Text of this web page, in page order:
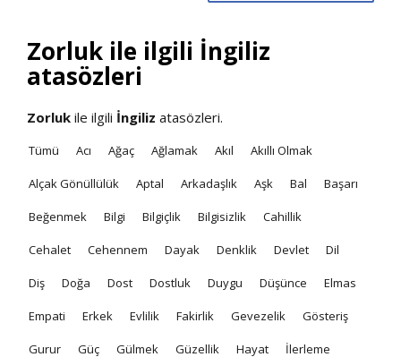
Zorluk ile ilgili İngiliz
atasözleri
Zorluk ile ilgili İngiliz atasözleri.
Tümü Acı Ağaç Ağlamak Akıl Akıllı Olmak
Alçak Gönüllülük Aptal Arkadaşlık Aşk Bal Başarı
Beğenmek Bilgi Bilgiçlik Bilgisizlik Cahillik
Cehalet Cehennem Dayak Denklik Devlet Dil
Diş Doğa Dost Dostluk Duygu Düşünce Elmas
Empati Erkek Evlilik Fakirlik Gevezelik Gösteriş
Gurur Güç Gülmek Güzellik Hayat İlerleme